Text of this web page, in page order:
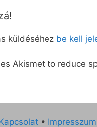
küldéséhez be kell
Akismet to reduce
Kapcsolat • Impresszum